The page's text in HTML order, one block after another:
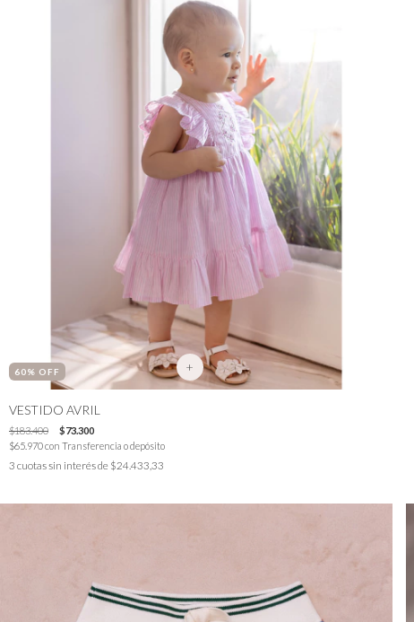
60% OFF +
VESTIDO AVRIL
$183.400
$73.300
$65.970con Transferencia o depósito
3 cuotas sin interés de $24.433,33